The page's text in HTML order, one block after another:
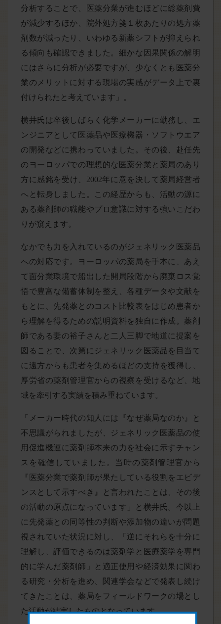
分析することで、医薬分業が進むほどに総薬剤費
が減少するほか、院外処方箋１枚あたりの処方薬
剤数が減ったり、いわゆる新薬シフトが抑えられ
る傾向も確認できました。細かな因果関係の解明
にはさらに分析が必要ですが、少なくとも医薬分
業のメリットに対する現場の実感がデータ上で裏
付けられたと考えています」。
横井氏は卒後しばらく化学メーカーに勤務し、エ
ンジニアとして医薬品や医療機器・ソフトウエア
の開発などに携わっていました。その後、赴任先
のヨーロッパでの理想的な医薬分業と薬局のあり
方に感銘を受け、2002年に意を決して薬局経営者
へと転身しました。この経歴からも、活動の源に
ある薬剤師の職能やプロ意識に対する強いこだわ
りが窺えます。
なかでも力を入れているのがジェネリック医薬品
への対応です。ヨーロッパの薬局を手本に、あえ
て面分業環境で船出した開局段階から廃棄ロス覚
悟で豊富な備蓄体制を整え、各種データや文献を
もとに、先発薬とのコスト比較表をはじめ患者か
ら理解を得るための説明資料を独自に作成。薬剤
師である妻の裕子さんと二人三脚で地道に提案を
図ることで、次第にジェネリック医薬品を目当て
に遠方からも患者を集めるほどの支持を獲得し、
厚労省の薬剤管理官からの視察を受けるなど、地
域を牽引する実績を積み重ねています。
「メーカー時代の知人には『なぜ薬局なのか』と
不思議がられましたが、ジェネリック医薬品の使
用促進機運に薬剤師本来の力を社会に示すチャン
スを確信していました。当時の薬剤管理官から
『医薬分業で薬剤師が果たしている役割をエビデ
ンスとして示すべき』と言われたことは、その後
の活動の原点になっています」と横井氏。今以上
に先発薬との同等性の判断や添加物の違いが問題
視されていた状況に対し、「逆にそれらを十分に
理解し、評価できるのは薬剤学と医療薬学を専門
的に学んだ薬剤師」と適正使用や経済効果に関わ
る研究・分析を進め、関連学会などで発表し続け
てきたことは、薬局をフィールドワークの場とし
た活動が結実したものとなっています。